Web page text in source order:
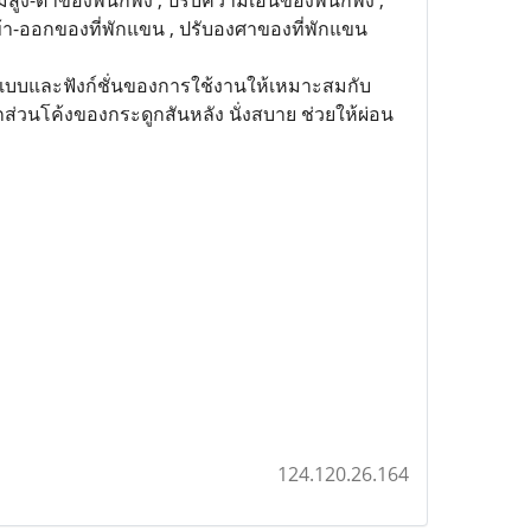
-ออกของที่พักแขน , ปรับองศาของที่พักแขน
บและฟังก์ชั่นของการใช้งานให้เหมาะสมกับ
วนโค้งของกระดูกสันหลัง นั่งสบาย ช่วยให้ผ่อน
124.120.26.164